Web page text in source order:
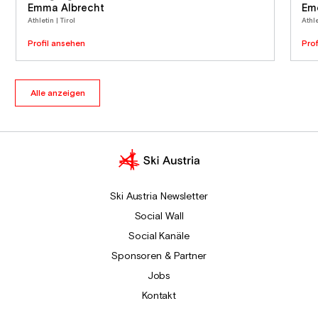
Emma Albrecht
Athletin | Tirol
Profil ansehen
Alle anzeigen
Ski Austria Newsletter
Social Wall
Social Kanäle
Sponsoren & Partner
Jobs
Kontakt